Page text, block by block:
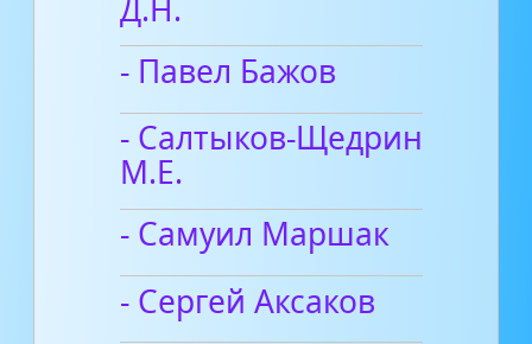
Д.Н.
- Павел Бажов
- Салтыков-Щедрин
М.Е.
- Самуил Маршак
- Сергей Аксаков